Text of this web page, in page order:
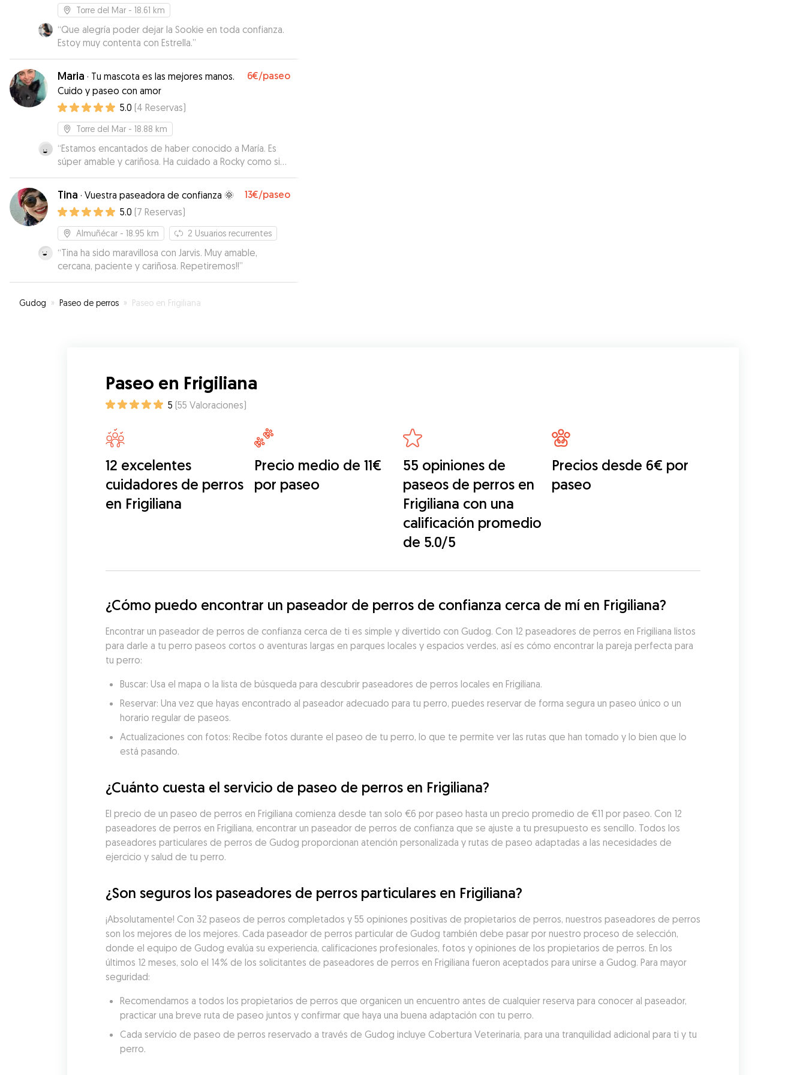
Torre del Mar - 18.61 km
“Que alegría poder dejar la Sookie en toda confianza.
Estoy muy contenta con Estrella.”
Maria · Tu mascota es las mejores manos.
Cuido y paseo con amor
6€/paseo
5.0 (4 Reservas)
Torre del Mar - 18.88 km
“Estamos encantados de haber conocido a María. Es
súper amable y cariñosa. Ha cuidado a Rocky como si
fuera suyo. Se nota que ama a los animales. Excelente
experiencia tanto para mí como para Rocky . ”
Tina · Vuestra paseadora de confianza 🌞 13€/paseo
5.0 (7 Reservas)
Almuñécar - 18.95 km 2 Usuarios recurrentes
“Tina ha sido maravillosa con Jarvis. Muy amable,
cercana, paciente y cariñosa. Repetiremos!!”
Gudog » Paseo de perros » Paseo en Frigiliana
Paseo en Frigiliana
5 (55 Valoraciones)
12 excelentes
cuidadores de perros
en Frigiliana
Precio medio de 11€
por paseo
55 opiniones de
paseos de perros en
Frigiliana con una
calificación promedio
de 5.0/5
Precios desde 6€ por
paseo
¿Cómo puedo encontrar un paseador de perros de confianza cerca de mí en Frigiliana?
Encontrar un paseador de perros de confianza cerca de ti es simple y divertido con Gudog. Con 12 paseadores de perros en Frigiliana listos
para darle a tu perro paseos cortos o aventuras largas en parques locales y espacios verdes, así es cómo encontrar la pareja perfecta para
tu perro:
Buscar: Usa el mapa o la lista de búsqueda para descubrir paseadores de perros locales en Frigiliana.
Reservar: Una vez que hayas encontrado al paseador adecuado para tu perro, puedes reservar de forma segura un paseo único o un
horario regular de paseos.
Actualizaciones con fotos: Recibe fotos durante el paseo de tu perro, lo que te permite ver las rutas que han tomado y lo bien que lo
está pasando.
¿Cuánto cuesta el servicio de paseo de perros en Frigiliana?
El precio de un paseo de perros en Frigiliana comienza desde tan solo €6 por paseo hasta un precio promedio de €11 por paseo. Con 12
paseadores de perros en Frigiliana, encontrar un paseador de perros de confianza que se ajuste a tu presupuesto es sencillo. Todos los
paseadores particulares de perros de Gudog proporcionan atención personalizada y rutas de paseo adaptadas a las necesidades de
ejercicio y salud de tu perro.
¿Son seguros los paseadores de perros particulares en Frigiliana?
¡Absolutamente! Con 32 paseos de perros completados y 55 opiniones positivas de propietarios de perros, nuestros paseadores de perros
son los mejores de los mejores. Cada paseador de perros particular de Gudog también debe pasar por nuestro proceso de selección,
donde el equipo de Gudog evalúa su experiencia, calificaciones profesionales, fotos y opiniones de los propietarios de perros. En los
últimos 12 meses, solo el 14% de los solicitantes de paseadores de perros en Frigiliana fueron aceptados para unirse a Gudog. Para mayor
seguridad:
Recomendamos a todos los propietarios de perros que organicen un encuentro antes de cualquier reserva para conocer al paseador,
practicar una breve ruta de paseo juntos y confirmar que haya una buena adaptación con tu perro.
Cada servicio de paseo de perros reservado a través de Gudog incluye Cobertura Veterinaria, para una tranquilidad adicional para ti y tu
perro.